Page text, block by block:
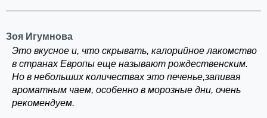
Зоя Игумнова
Это вкусное и, что скрывать, калорийное лакомство
в странах Европы еще называют рождественским.
Но в небольших количествах это печенье,запивая
ароматным чаем, особенно в морозные дни, очень
рекомендуем.